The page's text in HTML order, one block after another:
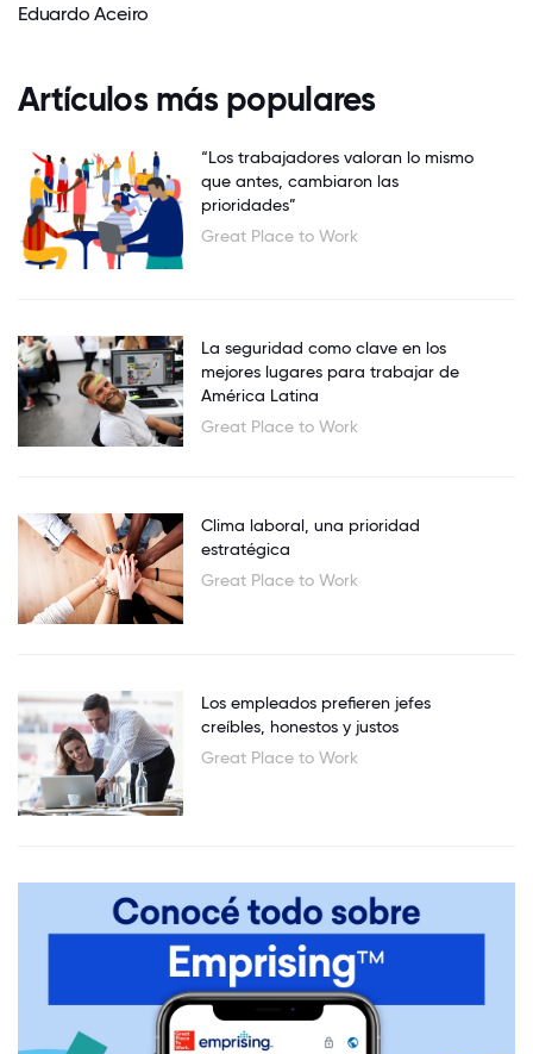
Eduardo Aceiro
Artículos más populares
“Los trabajadores valoran lo mismo
que antes, cambiaron las
prioridades”
Great Place to Work
La seguridad como clave en los
mejores lugares para trabajar de
América Latina
Great Place to Work
Clima laboral, una prioridad
estratégica
Great Place to Work
Los empleados prefieren jefes
creíbles, honestos y justos
Great Place to Work